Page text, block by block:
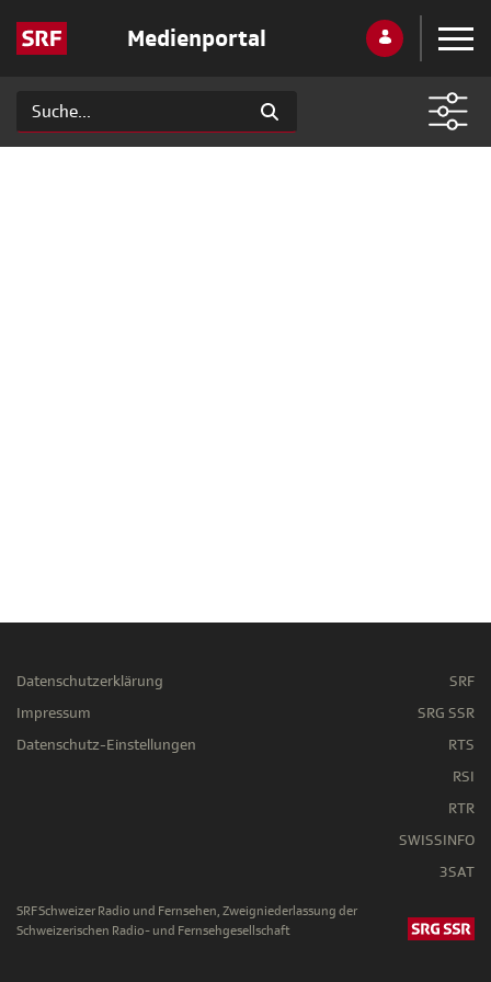
Medienportal
Datenschutzerklärung
Impressum
Datenschutz-Einstellungen
SRF
SRG SSR
RTS
RSI
RTR
SWISSINFO
3SAT
SRF Schweizer Radio und Fernsehen, Zweigniederlassung der
Schweizerischen Radio- und Fernsehgesellschaft